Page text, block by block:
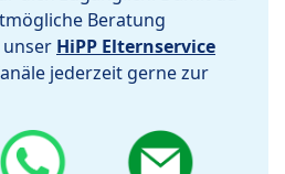
Beratung
HiPP Elternservice
jederzeit gerne zur